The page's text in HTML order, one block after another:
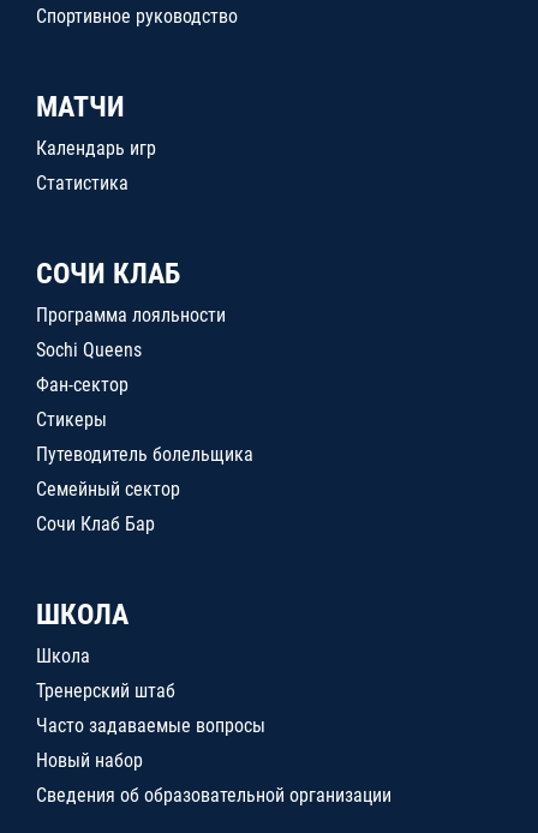
Спортивное руководство
МАТЧИ
Календарь игр
Статистика
СОЧИ КЛАБ
Программа лояльности
Sochi Queens
Фан-сектор
Стикеры
Путеводитель болельщика
Семейный сектор
Сочи Клаб Бар
ШКОЛА
Школа
Тренерский штаб
Часто задаваемые вопросы
Новый набор
Сведения об образовательной организации